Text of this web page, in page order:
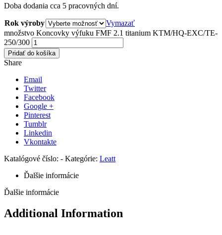
Doba dodania cca 5 pracovných dní.
Rok výroby
Vymazať
množstvo Koncovky výfuku FMF 2.1 titanium KTM/HQ-EXC/TE-
250/300
Pridať do košíka
Share
Email
Twitter
Facebook
Google +
Pinterest
Tumblr
Linkedin
Vkontakte
Katalógové číslo: - Kategórie: Leatt
Ďalšie informácie
Ďalšie informácie
Additional Information